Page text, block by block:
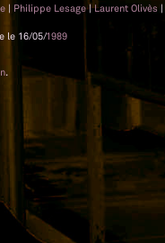
| Philippe Lesage|Laurent Olivès |
le 16/05/1989
.